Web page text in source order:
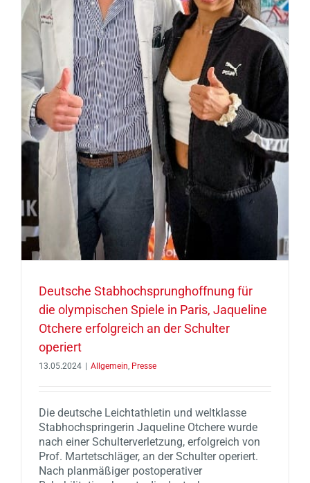
Deutsche Stabhochsprunghoffnung für
die olympischen Spiele in Paris, Jaqueline
Otchere erfolgreich an der Schulter
operiert
13.05.2024 Allgemein, Presse
Die deutsche Leichtathletin und weltklasse
Stabhochspringerin Jaqueline Otchere wurde
nach einer Schulterverletzung, erfolgreich von
Prof. Martetschläger, an der Schulter operiert.
Nach planmäßiger postoperativer